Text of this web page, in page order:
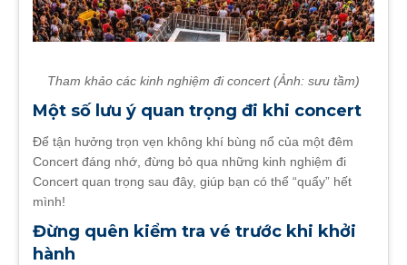
Tham khảo các kinh nghiệm đi concert (Ảnh: sưu tầm)
Một số lưu ý quan trọng đi khi concert
Để tận hưởng trọn vẹn không khí bùng nổ của một đêm
Concert đáng nhớ, đừng bỏ qua những kinh nghiệm đi
Concert quan trọng sau đây, giúp bạn có thể “quẩy” hết
mình!
Đừng quên kiểm tra vé trước khi khởi
hành